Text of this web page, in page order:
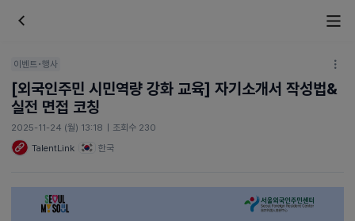
이벤트•행사
[외국인주민 시민역량 강화 교육] 자기소개서 작성법&
실전 면접 코칭
2025-11-24 (월) 13:18 | 조회수 230
TalentLink
한국